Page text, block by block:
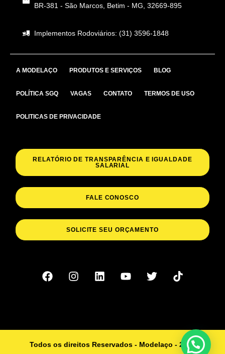
BR-381 - São Marcos, Betim - MG, 32669-895
Implementos Rodoviários: (31) 3596-1848
A MODELAÇO PRODUTOS E SERVIÇOS BLOG
POLÍTICA SGQ VAGAS CONTATO TERMOS DE USO
POLITICAS DE PRIVACIDADE
RELATÓRIO DE TRANSPARÊNCIA E IGUALDADE
SALARIAL
FALE CONOSCO
SOLICITE SEU ORÇAMENTO
Todos os direitos Reservados - Modelaço - 2023